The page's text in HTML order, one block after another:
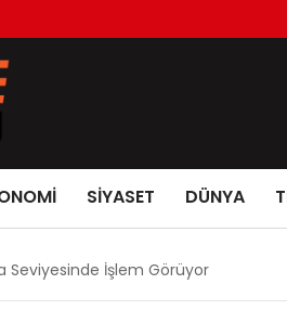
SİYASET DÜNYA
Seviyesinde İşlem Görüyor